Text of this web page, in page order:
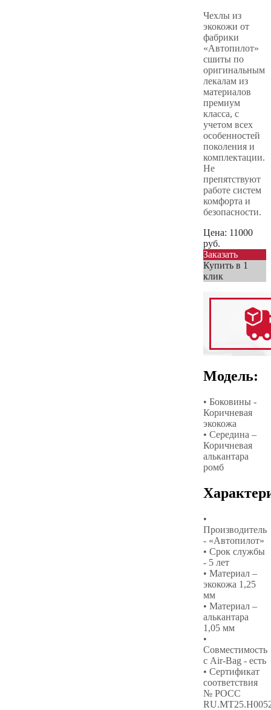
Чехлы из
экокожи от
фабрики
«Автопилот»
сшиты по
оригинальным
лекалам из
материалов
премиум
класса, с
учетом всех
особенностей
поколения и
комплектации.
Не
препятствуют
работе систем
комфорта и
безопасности.
Цена: 11000
руб.
Заказать
Купить в 1
клик
Модель:
• Боковины -
Коричневая
экокожа
• Середина –
Коричневая
алькантара
ромб
•
Производитель
- «Автопилот»
• Срок службы
- 5 лет
• Материал –
экокожа 1,25
мм
• Материал –
алькантара
1,05 мм
•
Совместимость
с Air-Bag - есть
• Сертификат
соответствия
№ РОСС